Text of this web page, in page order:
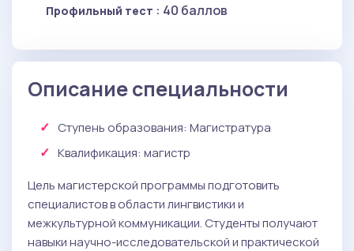
Профильный тест : 40 баллов
Описание специальности
Ступень образования: Магистратура
Квалификация: магистр
Цель магистерской программы подготовить
специалистов в области лингвистики и
межкультурной коммуникации. Студенты получают
навыки научно-исследовательской и практической